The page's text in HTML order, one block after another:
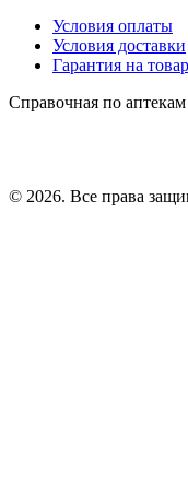
Условия оплаты
Условия доставки
Гарантия на товар
Справочная по аптекам
© 2026. Все права